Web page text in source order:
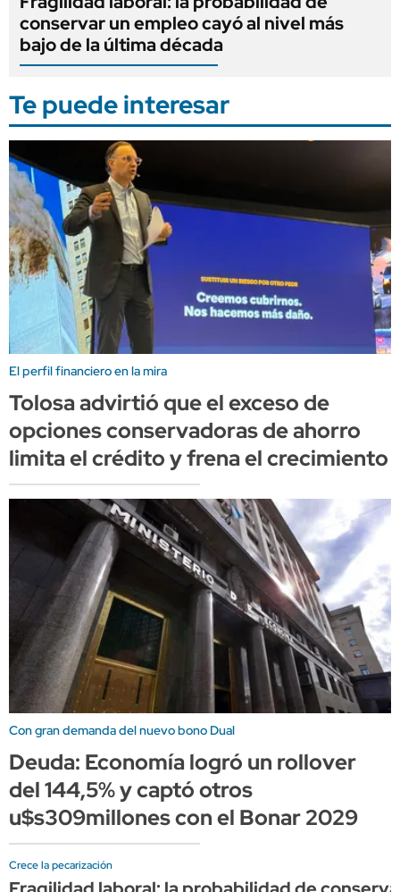
conservar un empleo cayó al nivel más
bajo de la última década
Te puede interesar
El perfil financiero en la mira
Tolosa advirtió que el exceso de
opciones conservadoras de ahorro
limita el crédito y frena el crecimiento
Con gran demanda del nuevo bono Dual
Deuda: Economía logró un rollover
del 144,5% y captó otros
u$s309millones con el Bonar 2029
Crece la pecarización